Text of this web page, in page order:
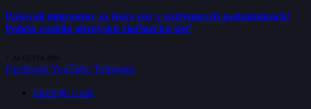
Pašovali migrantov za tisíce eur v extrémnych podmienkach!
Polícia rozbila obrovskú zločineckú sieť
7. AUGUSTA 2026
FacebookYouTube Telegram
Inzerujte u nás